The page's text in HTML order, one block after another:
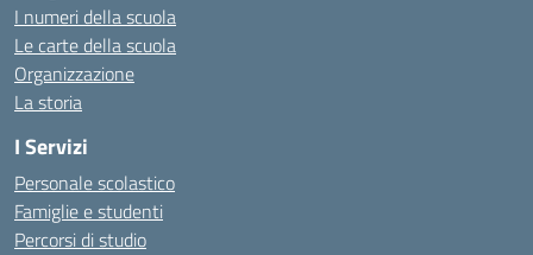
I numeri della scuola
Le carte della scuola
Organizzazione
La storia
I Servizi
Personale scolastico
Famiglie e studenti
Percorsi di studio